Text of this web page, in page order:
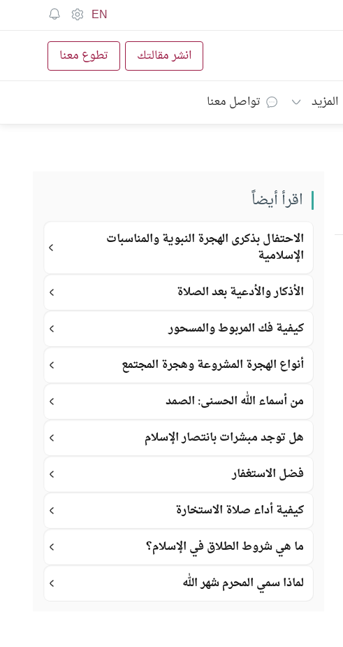
EN
انشر مقالتك تطوع معنا
المزيد تواصل معنا
اقرأ أيضاً
الاحتفال بذكرى الهجرة النبوية والمناسبات
الإسلامية
الأذكار والأدعية بعد الصلاة
كيفية فك المربوط والمسحور
أنواع الهجرة المشروعة وهجرة المجتمع
من أسماء الله الحسنى: الصمد
هل توجد مبشرات بانتصار الإسلام
فضل الاستغفار
كيفية أداء صلاة الاستخارة
ما هي شروط الطلاق في الإسلام؟
لماذا سمي المحرم شهر الله